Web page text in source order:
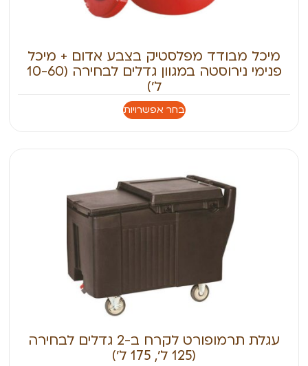
מיכל מבודד מפלסטיק בצבע אדום + מיכל
פנימי נירוסטה במגוון גדלים לבחירה (10-60
ל׳)
בחר אפשרויות
עגלת תרמופורט לקרח ב-2 גדלים לבחירה
(125 ל׳, 175 ל׳)